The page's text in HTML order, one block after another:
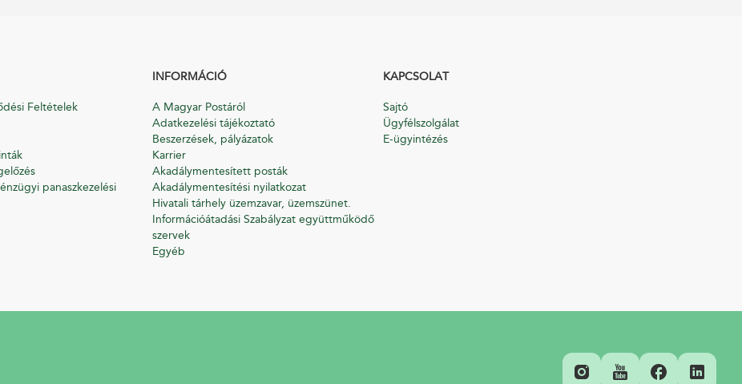
Feltételek
panaszkezelési
INFORMÁCIÓ
A Magyar Postáról
Adatkezelési tájékoztató
Beszerzések, pályázatok
Karrier
Akadálymentesített posták
Akadálymentesítési nyilatkozat
Hivatali tárhely üzemzavar, üzemszünet.
Információátadási Szabályzat együttműködő
szervek
Egyéb
KAPCSOLAT
Sajtó
Ügyfélszolgálat
E-ügyintézés